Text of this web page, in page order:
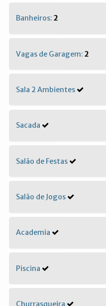
Banheiros:2
Vagas de Garagem:2
Sala 2 Ambientes
Sacada
Salão de Festas
Salão de Jogos
Academia
Piscina
Churrasqueira